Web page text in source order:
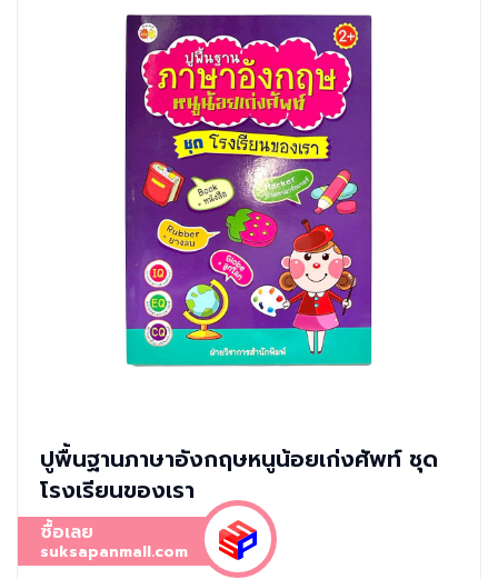
ปูพื้นฐานภาษาอังกฤษหนูน้อยเก่งศัพท์ ชุด
โรงเรียนของเรา
ซื้อเลย
suksapanmall.com